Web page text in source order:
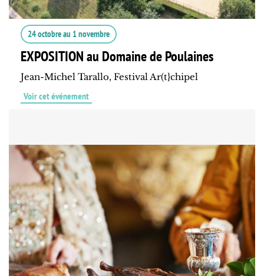
24 octobreau 1 novembre
EXPOSITION au Domaine de Poulaines
Jean-Michel Tarallo, Festival Ar(t}chipel
Voir cet événement